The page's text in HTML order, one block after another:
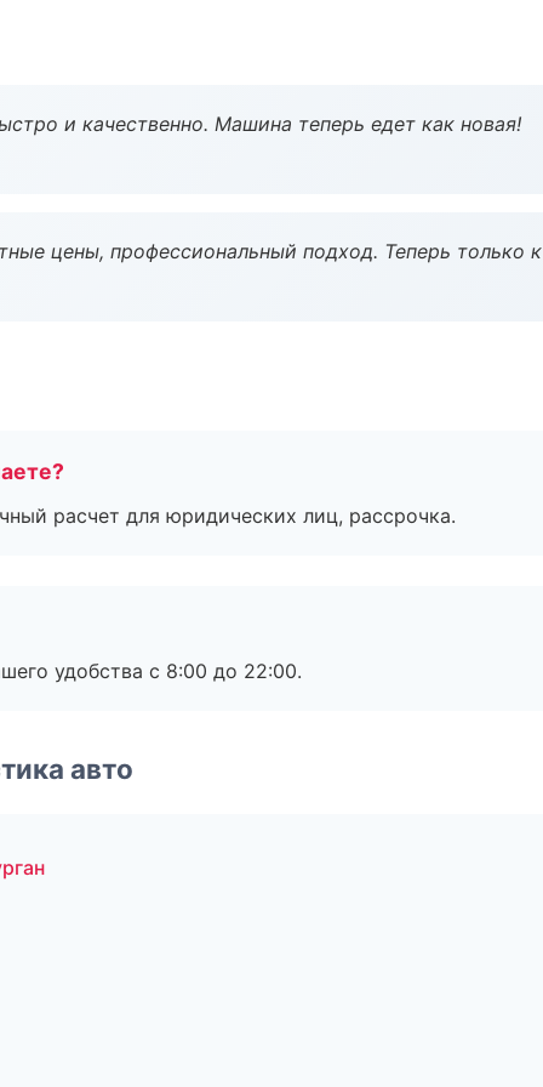
и качественно. Машина теперь едет как новая!
цены, профессиональный подход. Теперь только
расчет для юридических лиц, рассрочка.
удобства с 8:00 до 22:00.
авто